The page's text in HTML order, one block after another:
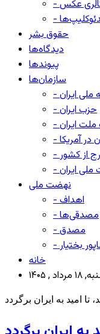
عکس
حقوق بشر
دیدگاه‌ها
پیوندها
سازمان‌ها
ملی ایران
- حزب ایران
ملت ایران
در آمریکا
از کشور
ایران
نهضت ملی
- اهداف
- مصدقی‌ها
- مصدق
بختیار
خانه